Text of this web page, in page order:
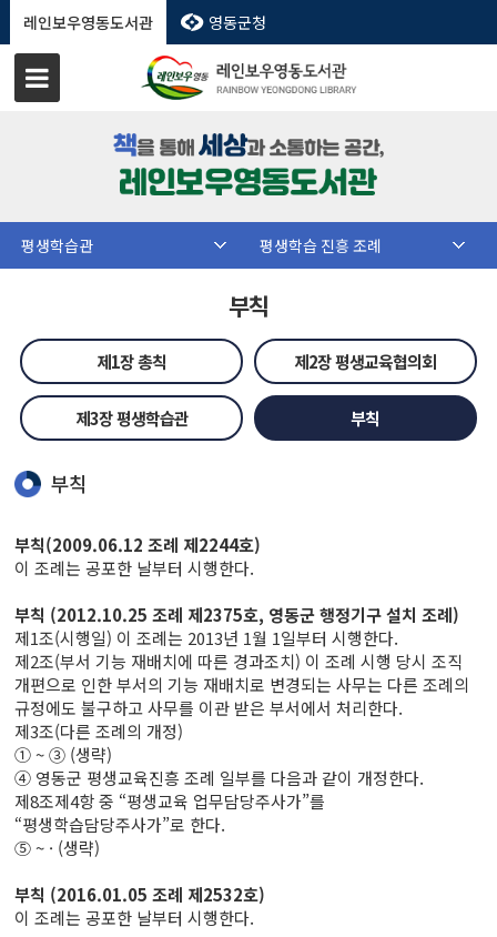
레인보우영동도서관 영동군청
부칙
평생학습관 평생학습 진흥 조례
제1장 총칙 제2장 평생교육협의회
제3장 평생학습관 부칙
부칙
부칙(2009.06.12 조례 제2244호)
이 조례는 공포한 날부터 시행한다.
부칙 (2012.10.25 조례 제2375호, 영동군 행정기구 설치 조례)
제1조(시행일) 이 조례는 2013년 1월 1일부터 시행한다.
제2조(부서 기능 재배치에 따른 경과조치) 이 조례 시행 당시 조직
개편으로 인한 부서의 기능 재배치로 변경되는 사무는 다른 조례의
규정에도 불구하고 사무를 이관 받은 부서에서 처리한다.
제3조(다른 조례의 개정)
① ~ ③ (생략)
④ 영동군 평생교육진흥 조례 일부를 다음과 같이 개정한다.
제8조제4항 중 “평생교육 업무담당주사가”를
“평생학습담당주사가”로 한다.
⑤ ~ · (생략)
부칙 (2016.01.05 조례 제2532호)
이 조례는 공포한 날부터 시행한다.